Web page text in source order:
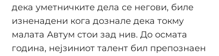
дека уметничките дела се негови, биле
изненадени кога дознале дека токму
малата Автум стои зад нив. До осмата
година, нејзиниот талент бил препознаен